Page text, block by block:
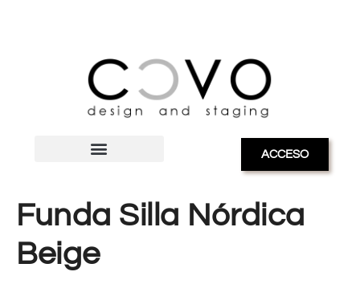
ACCESO
Funda Silla Nórdica
Beige